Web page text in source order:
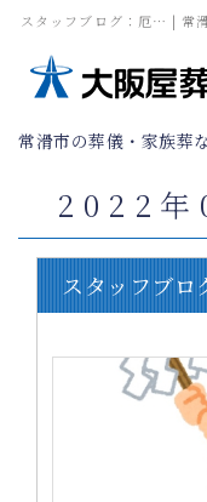
スタッフブログ：厄… | 常
常滑市の葬儀・家族葬
2022年
スタッフブロ